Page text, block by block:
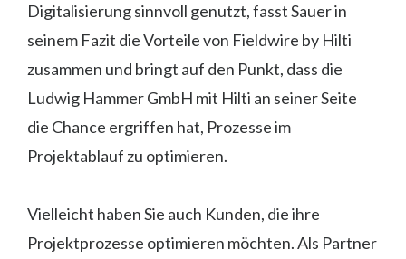
Digitalisierung sinnvoll genutzt, fasst Sauer in
seinem Fazit die Vorteile von Fieldwire by Hilti
zusammen und bringt auf den Punkt, dass die
Ludwig Hammer GmbH mit Hilti an seiner Seite
die Chance ergriffen hat, Prozesse im
Projektablauf zu optimieren.
Vielleicht haben Sie auch Kunden, die ihre
Projektprozesse optimieren möchten. Als Partner